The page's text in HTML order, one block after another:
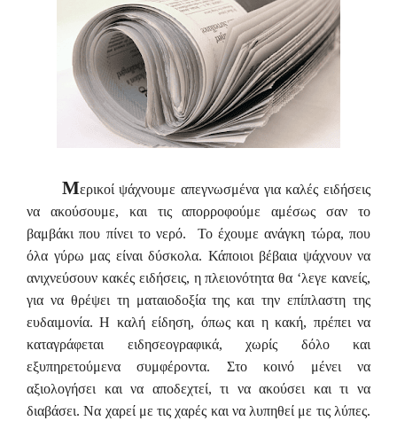
Μερικοί ψάχνουμε απεγνωσμένα για καλές ειδήσεις
να ακούσουμε, και τις απορροφούμε αμέσως σαν το
βαμβάκι που πίνει το νερό. Το έχουμε ανάγκη τώρα, που
όλα γύρω μας είναι δύσκολα. Κάποιοι βέβαια ψάχνουν να
ανιχνεύσουν κακές ειδήσεις, η πλειονότητα θα ‘λεγε κανείς,
για να θρέψει τη ματαιοδοξία της και την επίπλαστη της
ευδαιμονία. Η καλή είδηση, όπως και η κακή, πρέπει να
καταγράφεται ειδησεογραφικά, χωρίς δόλο και
εξυπηρετούμενα συμφέροντα. Στο κοινό μένει να
αξιολογήσει και να αποδεχτεί, τι να ακούσει και τι να
διαβάσει. Να χαρεί με τις χαρές και να λυπηθεί με τις λύπες.